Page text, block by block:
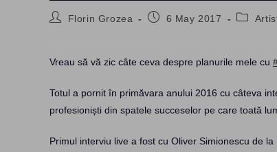
PostFlorin Grozea
Post6 May 2017
Post
Vreau să vă zic câte ceva despre planurile mele cu
Totul a pornit în primăvara anului 2016 cu câteva
profesioniști din spatele succeselor pe care toată
Primul interviu live a fost cu Oliver Simionescu de